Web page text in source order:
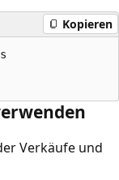
Kopieren
Verkäufe und